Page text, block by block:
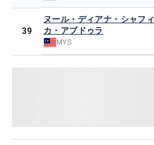
39
ヌール・ディアナ・シャフィ
カ・アブドゥラ
MYS